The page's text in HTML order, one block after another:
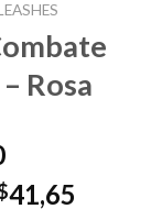
Rosa
41,65